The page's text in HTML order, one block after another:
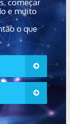
começar
e muito
o que